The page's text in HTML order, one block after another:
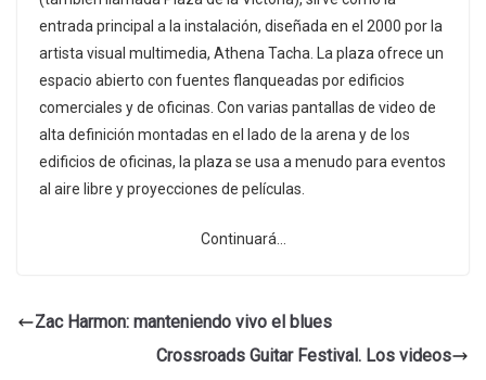
entrada principal a la instalación, diseñada en el 2000 por la
artista visual multimedia, Athena Tacha. La plaza ofrece un
espacio abierto con fuentes flanqueadas por edificios
comerciales y de oficinas. Con varias pantallas de video de
alta definición montadas en el lado de la arena y de los
edificios de oficinas, la plaza se usa a menudo para eventos
al aire libre y proyecciones de películas.
Continuará…
Zac Harmon: manteniendo vivo el blues
Crossroads Guitar Festival. Los videos